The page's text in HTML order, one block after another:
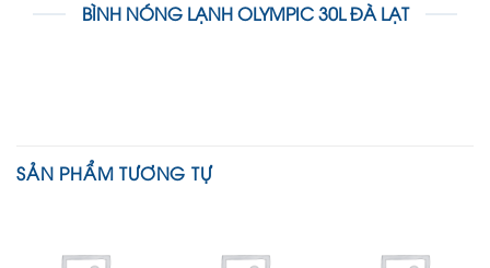
BÌNH NÓNG LẠNH OLYMPIC 30L ĐÀ LẠT
SẢN PHẨM TƯƠNG TỰ